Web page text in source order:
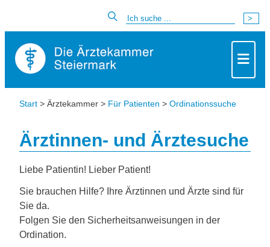
Start > Ärztekammer > Für Patienten > Ordinationssuche
Ärztinnen- und Ärztesuche
Liebe Patientin! Lieber Patient!
Sie brauchen Hilfe? Ihre Ärztinnen und Ärzte sind für
Sie da.
Folgen Sie den Sicherheitsanweisungen in der
Ordination.